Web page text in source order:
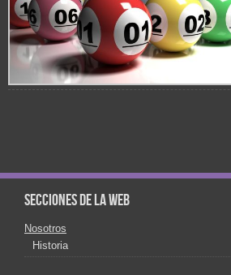
Secciones de la web
Nosotros
Historia